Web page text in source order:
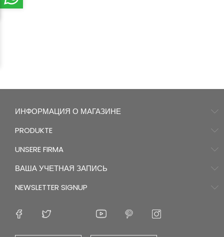
ИНФОРМАЦИЯ О МАГАЗИНЕ
PRODUKTE
UNSERE FIRMA
ВАША УЧЕТНАЯ ЗАПИСЬ
NEWSLETTER SIGNUP